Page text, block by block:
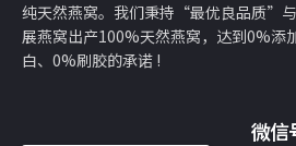
纯天然燕窝。我们秉持“最优良品质”
展燕窝出产100%天然燕窝，达到0%添
白、0%刷胶的承诺 !
微信